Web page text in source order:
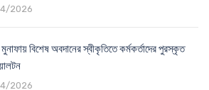
2026
বিশেষ অবদানের স্বীকৃতিতে কর্মকর্তাদের পুরস্কৃত
2026